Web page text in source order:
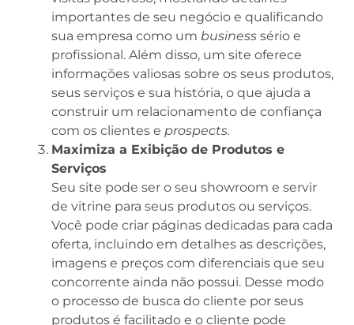
importantes de seu negócio e qualificando
sua empresa como um business sério e
profissional. Além disso, um site oferece
informações valiosas sobre os seus produtos,
seus serviços e sua história, o que ajuda a
construir um relacionamento de confiança
com os clientes e prospects.
Maximiza a Exibição de Produtos e
Serviços
Seu site pode ser o seu showroom e servir
de vitrine para seus produtos ou serviços.
Você pode criar páginas dedicadas para cada
oferta, incluindo em detalhes as descrições,
imagens e preços com diferenciais que seu
concorrente ainda não possui. Desse modo
o processo de busca do cliente por seus
produtos é facilitado e o cliente pode